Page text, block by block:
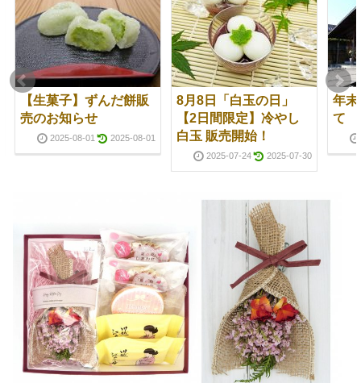
【生菓子】ずんだ餅販
売のお知らせ
2025-08-01 2025-08-01
8月8日「白玉の日」
【2日間限定】冷やし
白玉 販売開始！
2025-07-24 2025-07-30
年
て